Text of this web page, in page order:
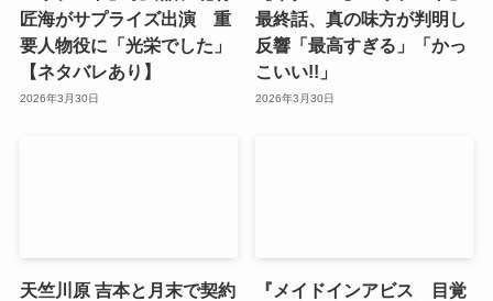
匠海がサプライズ出演 重
要人物役に「光栄でした」
【ネタバレあり】
2026年3月30日
最終話、真の味方が判明し
反響「最高すぎる」「かっ
こいい!!」
2026年3月30日
天竺川原 吉本と月末で契約
『メイドインアビス 目覚